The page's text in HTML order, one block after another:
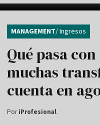
Qué pasa
muchas
cuenta en
MANAGEMENT/ Ingresos
PoriProfesional